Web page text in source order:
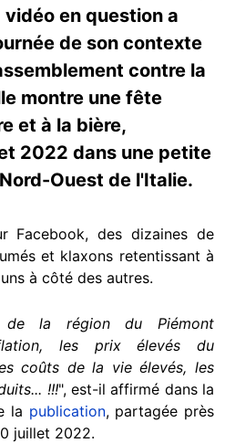
vidéo en question a
de son contexte
contre la
montre une fête
et à la bière,
2022 dans une petite
Ouest de l'Italie.
Facebook, des dizaines de
et klaxons retentissant à
à côté des autres.
de la région du Piémont
les prix élevés du
coûts de la vie élevés, les
!!!", est-il affirmé dans la
la publication, partagée près
juillet 2022.